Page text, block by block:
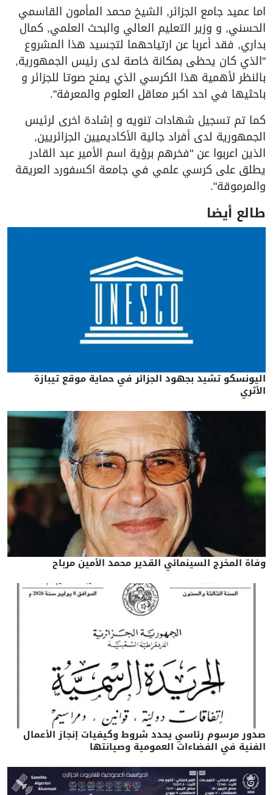
اما عميد جامع الجزائر, الشيخ محمد المأمون القاسمي
الحسني, و وزير التعليم العالي والبحث العلمي, كمال
بداري, فقد أعربا عن ارتياحهما لتجسيد هذا المشروع
"الذي كان يحظى بمكانة خاصة لدى رئيس الجمهورية,
بالنظر لأهمية هذا الكرسي الذي يمنح صوتا للجزائر و
باحثيها في احد اكبر معاقل العلوم والمعرفة".
كما تم تسجيل شهادات تنويه و إشادة اخرى لرئيس
الجمهورية لدى أفراد جالية الأكاديميين الجزائريين,
الذين اعربوا عن "فخرهم برؤية اسم الأمير عبد القادر
يطلق على كرسي علمي في جامعة اكسفورد العريقة
والمرموقة".
طالع أيضا
اليونسكو تشيد بجهود الجزائر في حماية موقع تيبازة
الأثري
وفاة المخرج السينمائي القدير محمد الأمين مرباح
صدور مرسوم رئاسي يحدد شروط وكيفيات إنجاز الأعمال
الفنية في الفضاءات العمومية وصيانتها